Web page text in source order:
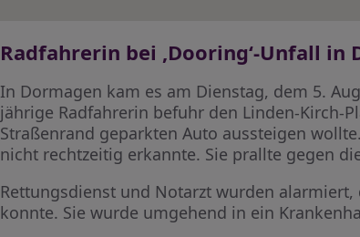
Radfahrerin bei ‚Dooring‘-Unfall
In Dormagen kam es am Dienstag, dem 5.
jährige Radfahrerin befuhr den Linden-Kirch-
Straßenrand geparkten Auto aussteigen
nicht rechtzeitig erkannte. Sie prallte gegen
Rettungsdienst und Notarzt wurden
konnte. Sie wurde umgehend in ein